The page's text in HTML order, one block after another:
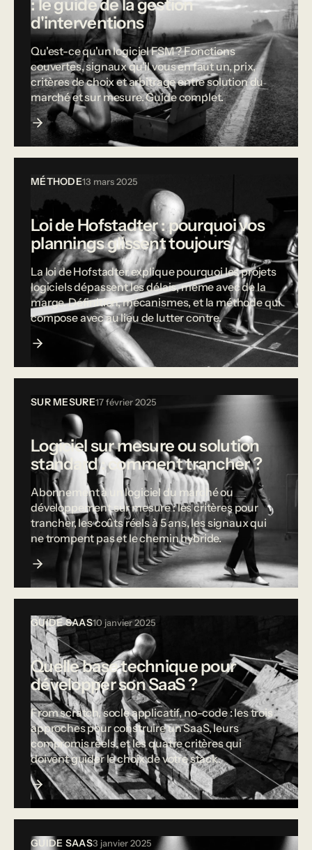
: le guide de la gestion
d'interventions
Qu'est-ce qu'un logiciel FSM ? Fonctions
couvertes, signaux qu'il vous en faut un, prix,
critères de choix et arbitrage entre solution du
marché et sur mesure. Guide complet.
MÉTHODE13 mars 2025
Loi de Hofstadter : pourquoi vos
plannings glissent toujours
La loi de Hofstadter explique pourquoi les projets
logiciels dépassent les délais, même avec de la
marge. Définition, mécanismes, et la méthode qui
compose avec au lieu de lutter contre.
SUR MESURE17 février 2025
Logiciel sur mesure ou solution
standard : comment trancher ?
Abonnement à un logiciel du marché ou
développement sur mesure : les critères pour
trancher, les coûts réels à 5 ans, les signaux qui
ne trompent pas et le chemin hybride.
GUIDE SAAS10 janvier 2025
Quelle base technique pour
développer son SaaS ?
From scratch, socle applicatif, no-code : les trois
approches pour construire un SaaS, leurs
compromis réels, et les quatre critères qui
doivent guider le choix de votre stack.
GUIDE SAAS3 janvier 2025